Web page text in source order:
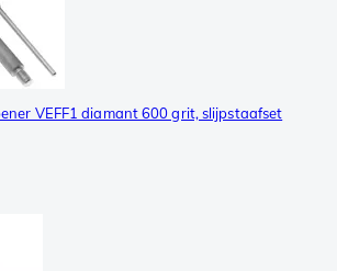
VEFF1 diamant 600 grit, slijpstaafset